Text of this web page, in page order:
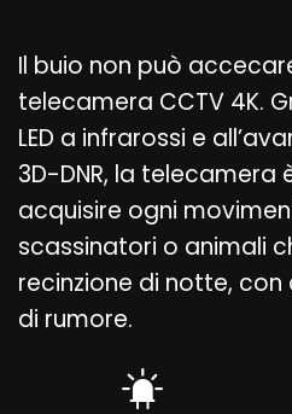
Il buio non può
telecamera CCTV 4K.
LED a infrarossi e
3D-DNR, la telecamera
acquisire ogni
scassinatori o animali
recinzione di notte,
di rumore.